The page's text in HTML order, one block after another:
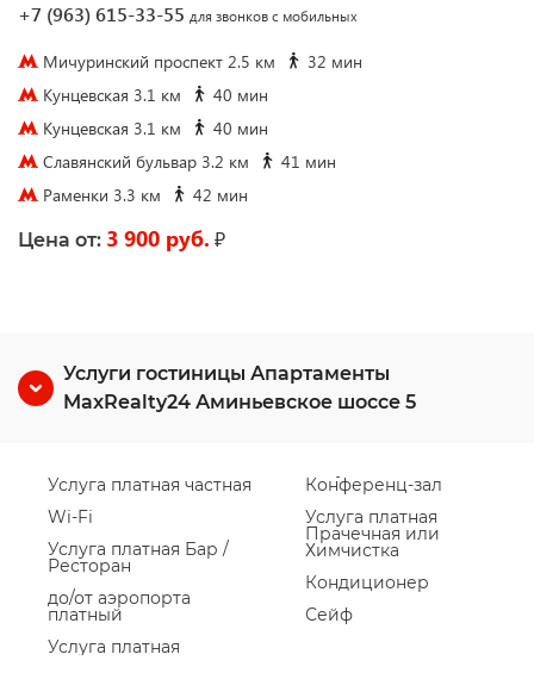
+7 (963) 615-33-55 для звонков с мобильных
Мичуринский проспект 2.5 км
32 мин
Кунцевская 3.1 км
40 мин
Кунцевская 3.1 км
40 мин
Славянский бульвар 3.2 км
41 мин
Раменки 3.3 км
42 мин
Цена от: 3 900 руб. ₽
Услуги гостиницы Апартаменты
MaxRealty24 Аминьевское шоссе 5
Услуга платная частная
Wi-Fi
Услуга платная Бар /
Ресторан
до/от аэропорта
платный
Услуга платная
Конференц-зал
Услуга платная
Прачечная или
Химчистка
Кондиционер
Сейф